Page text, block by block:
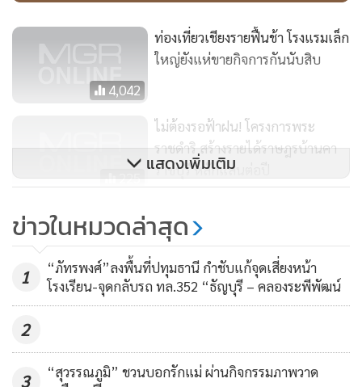
โครงการก่อสร้างถนนสายแยก ทล.118-บ้านทุ่งยาว อำเภอ
เวียงป่าเป้า จังหวัดเชียงราย ทางเข้าโครงการหลวงในพระบาท
สมเด็จพระบรมชนกาธิเบศร มหาภูมิพลอดุลยเดชมหาราช บรม
การได้รับใช้ใต้เบื้องพระยุคลบาท ในการสร้างเส้นทางสนับสนุน
พื้นที่โครงการหลวงและโครงการพระราชดำริ เพื่อพัฒนา
4,042
ท่องเที่ยวเชียงรายฟื้นช้า โรงแรมเล็ก
ใหญ่ยังแห่ขายกิจการกันนับสิบ
225
ไม่ต้องรอฟ้าฝน! โครงการพระ
ราชดำริ สร้างรายได้ราษฎรบ้านคา
ราชบุรี หลักแสนต่อปี
6,537
ลาดยางเสร็จ ขนส่งเชื่อม 3 อำเภอ
สะดวกปลอดภัย
แสดงเพิ่มเติม
ข่าวในหมวดล่าสุด
1
“ภัทรพงศ์”ลงพื้นที่ปทุมธานี กำชับแก้จุดเสี่ยงหน้า
โรงเรียน-จุดกลับรถ ทล.352 “ธัญบุรี – คลองระพีพัฒน์
2
3
“สุวรรณภูมิ” ชวนบอกรักแม่ ผ่านกิจกรรมภาพวาด